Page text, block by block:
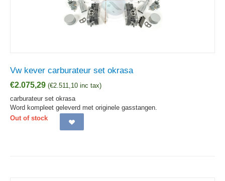
Vw kever carburateur set okrasa
€2.075,29 (€2.511,10 inc tax)
carburateur set okrasa
Word kompleet geleverd met originele gasstangen.
Out of stock